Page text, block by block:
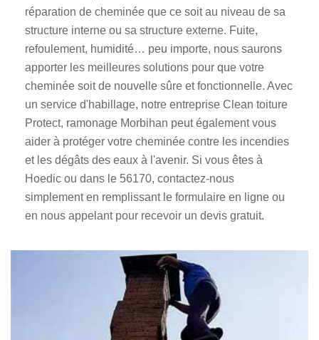
réparation de cheminée que ce soit au niveau de sa
structure interne ou sa structure externe. Fuite,
refoulement, humidité… peu importe, nous saurons
apporter les meilleures solutions pour que votre
cheminée soit de nouvelle sûre et fonctionnelle. Avec
un service d'habillage, notre entreprise Clean toiture
Protect, ramonage Morbihan peut également vous
aider à protéger votre cheminée contre les incendies
et les dégâts des eaux à l'avenir. Si vous êtes à
Hoedic ou dans le 56170, contactez-nous
simplement en remplissant le formulaire en ligne ou
en nous appelant pour recevoir un devis gratuit.